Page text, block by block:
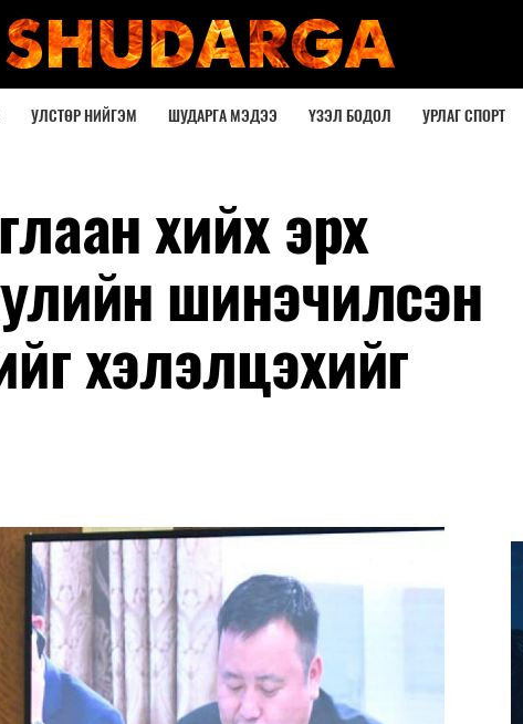
УЛСТӨР НИЙГЭМ ШУДАРГА МЭДЭЭ ҮЗЭЛ БОДОЛ УРЛАГ СПОРТ
хийх эрх
шинэчилсэн
хэлэлцэхийг